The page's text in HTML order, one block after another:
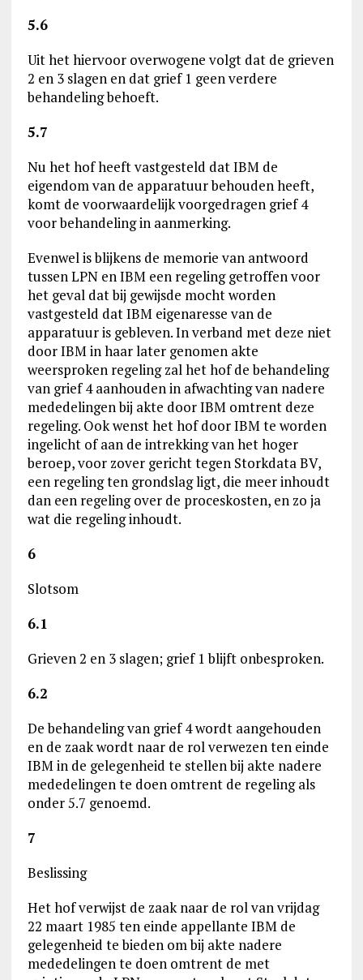
5.6
Uit het hiervoor overwogene volgt dat de grieven
2 en 3 slagen en dat grief 1 geen verdere
behandeling behoeft.
5.7
Nu het hof heeft vastgesteld dat IBM de
eigendom van de apparatuur behouden heeft,
komt de voorwaardelijk voorgedragen grief 4
voor behandeling in aanmerking.
Evenwel is blijkens de memorie van antwoord
tussen LPN en IBM een regeling getroffen voor
het geval dat bij gewijsde mocht worden
vastgesteld dat IBM eigenaresse van de
apparatuur is gebleven. In verband met deze niet
door IBM in haar later genomen akte
weersproken regeling zal het hof de behandeling
van grief 4 aanhouden in afwachting van nadere
mededelingen bij akte door IBM omtrent deze
regeling. Ook wenst het hof door IBM te worden
ingelicht of aan de intrekking van het hoger
beroep, voor zover gericht tegen Storkdata BV,
een regeling ten grondslag ligt, die meer inhoudt
dan een regeling over de proceskosten, en zo ja
wat die regeling inhoudt.
6
Slotsom
6.1
Grieven 2 en 3 slagen; grief 1 blijft onbesproken.
6.2
De behandeling van grief 4 wordt aangehouden
en de zaak wordt naar de rol verwezen ten einde
IBM in de gelegenheid te stellen bij akte nadere
mededelingen te doen omtrent de regeling als
onder 5.7 genoemd.
7
Beslissing
Het hof verwijst de zaak naar de rol van vrijdag
22 maart 1985 ten einde appellante IBM de
gelegenheid te bieden om bij akte nadere
mededelingen te doen omtrent de met